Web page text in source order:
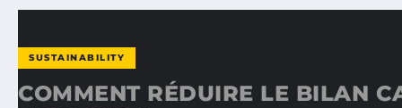
SUSTAINABILITY
COMMENT RÉDUIRE LE BILAN